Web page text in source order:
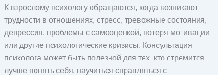
К взрослому психологу обращаются, когда возникают
трудности в отношениях, стресс, тревожные состояния,
депрессия, проблемы с самооценкой, потеря мотивации
или другие психологические кризисы. Консультация
психолога может быть полезной для тех, кто стремится
лучше понять себя, научиться справляться с